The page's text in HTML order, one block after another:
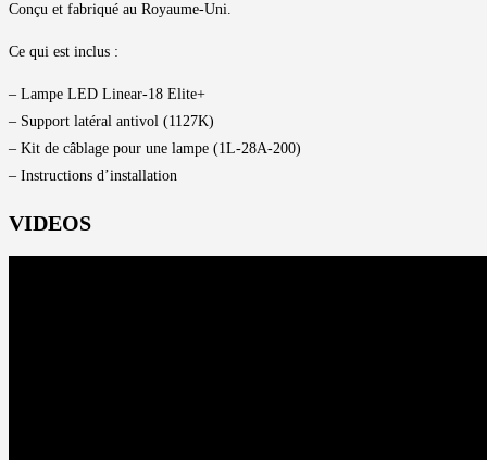
Conçu et fabriqué au Royaume-Uni.
Ce qui est inclus :
– Lampe LED Linear-18 Elite+
– Support latéral antivol (1127K)
– Kit de câblage pour une lampe (1L-28A-200)
– Instructions d’installation
VIDEOS